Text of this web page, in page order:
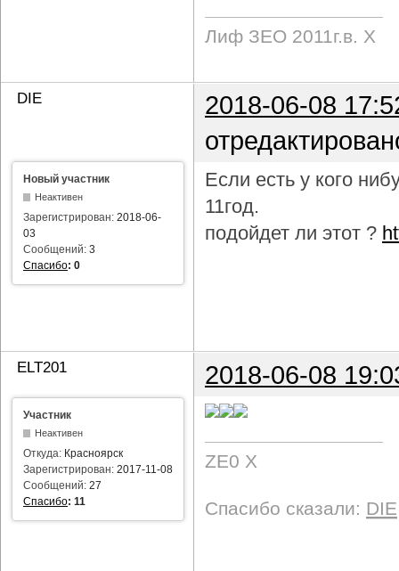
Лиф ЗЕО 2011г.в. Х
DIE
2018-06-08
Новый участник
Неактивен
Зарегистрирован: 2018-06-
03
Сообщений: 3
Спасибо: 0
Если есть у кого
11год.
подойдет ли этот ?
ELT201 2018-06-08
Участник
Неактивен
Откуда: Красноярск
Зарегистрирован: 2017-11-08
Сообщений: 27
Спасибо: 11
ZE0 X
Спасибо сказали: DIE